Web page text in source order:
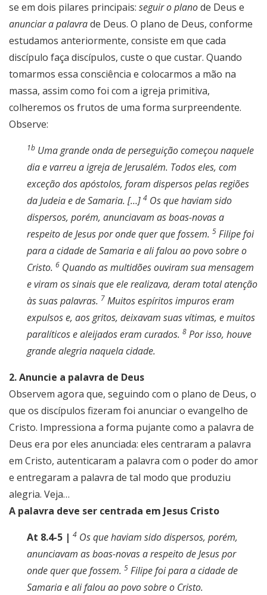
se em dois pilares principais: seguir o planode Deus e
anunciar a palavrade Deus. O plano de Deus, conforme
estudamos anteriormente, consiste em que cada
discípulo faça discípulos, custe o que custar. Quando
tomarmos essa consciência e colocarmos a mão na
massa, assim como foi com a igreja primitiva,
colheremos os frutos de uma forma surpreendente.
Observe:
1b Uma grande onda de perseguição começou naquele
dia e varreu a igreja de Jerusalém. Todos eles, com
exceção dos apóstolos, foram dispersos pelas regiões
da Judeia e de Samaria. […] 4 Os que haviam sido
dispersos, porém, anunciavam as boas-novas a
respeito de Jesus por onde quer que fossem. 5 Filipe foi
para a cidade de Samaria e ali falou ao povo sobre o
Cristo. 6 Quando as multidões ouviram sua mensagem
e viram os sinais que ele realizava, deram total atenção
às suas palavras. 7 Muitos espíritos impuros eram
expulsos e, aos gritos, deixavam suas vítimas, e muitos
paralíticos e aleijados eram curados. 8 Por isso, houve
grande alegria naquela cidade.
2. Anuncie a palavra de Deus
Observem agora que, seguindo com o plano de Deus, o
que os discípulos fizeram foi anunciar o evangelho de
Cristo. Impressiona a forma pujante como a palavra de
Deus era por eles anunciada: eles centraram a palavra
em Cristo, autenticaram a palavra com o poder do amor
e entregaram a palavra de tal modo que produziu
alegria. Veja…
A palavra deve ser centrada em Jesus Cristo
At 8.4-5 | 4 Os que haviam sido dispersos, porém,
anunciavam as boas-novas a respeito de Jesus por
onde quer que fossem. 5 Filipe foi para a cidade de
Samaria e ali falou ao povo sobre o Cristo.